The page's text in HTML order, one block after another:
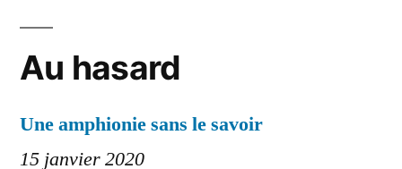
Au hasard
Une amphionie sans le savoir
15 janvier 2020